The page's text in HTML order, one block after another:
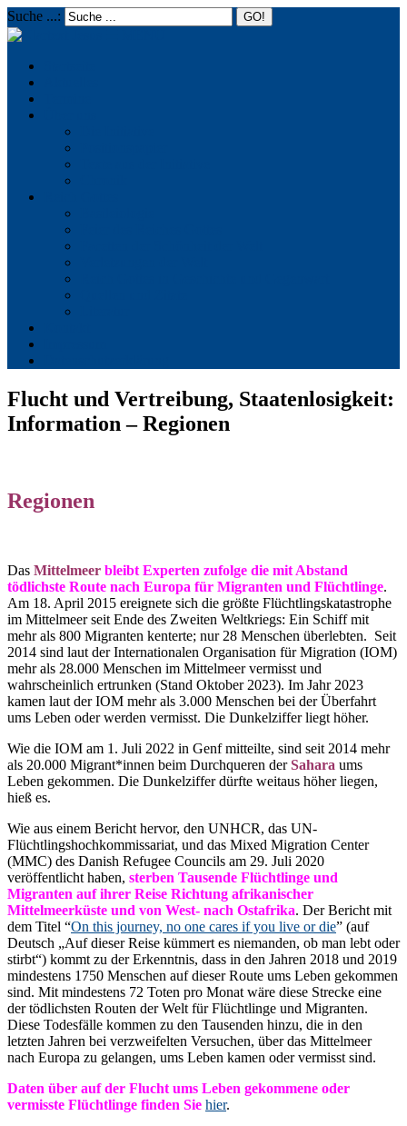
Suche ...:
Flucht und Vertreibung, Staatenlosigkeit:
Information – Regionen
Regionen
Das Mittelmeer bleibt Experten zufolge die mit Abstand
tödlichste Route nach Europa für Migranten und Flüchtlinge.
Am 18. April 2015 ereignete sich die größte Flüchtlingskatastrophe
im Mittelmeer seit Ende des Zweiten Weltkriegs: Ein Schiff mit
mehr als 800 Migranten kenterte; nur 28 Menschen überlebten. Seit
2014 sind laut der Internationalen Organisation für Migration (IOM)
mehr als 28.000 Menschen im Mittelmeer vermisst und
wahrscheinlich ertrunken (Stand Oktober 2023). Im Jahr 2023
kamen laut der IOM mehr als 3.000 Menschen bei der Überfahrt
ums Leben oder werden vermisst. Die Dunkelziffer liegt höher.
Wie die IOM am 1. Juli 2022 in Genf mitteilte, sind seit 2014 mehr
als 20.000 Migrant*innen beim Durchqueren derSahara ums
Leben gekommen. Die Dunkelziffer dürfte weitaus höher liegen,
hieß es.
Wie aus einem Bericht hervor, den UNHCR, das UN-
Flüchtlingshochkommissariat, und das Mixed Migration Center
(MMC) des Danish Refugee Councils am 29. Juli 2020
veröffentlicht haben, sterben Tausende Flüchtlinge und
Migranten auf ihrer Reise Richtung afrikanischer
Mittelmeerküste und von West- nach Ostafrika. Der Bericht mit
dem Titel “On this journey, no one cares if you live or die” (auf
Deutsch „Auf dieser Reise kümmert es niemanden, ob man lebt oder
stirbt“) kommt zu der Erkenntnis, dass in den Jahren 2018 und 2019
mindestens 1750 Menschen auf dieser Route ums Leben gekommen
sind. Mit mindestens 72 Toten pro Monat wäre diese Strecke eine
der tödlichsten Routen der Welt für Flüchtlinge und Migranten.
Diese Todesfälle kommen zu den Tausenden hinzu, die in den
letzten Jahren bei verzweifelten Versuchen, über das Mittelmeer
nach Europa zu gelangen, ums Leben kamen oder vermisst sind.
Daten über auf der Flucht ums Leben gekommene oder
vermisste Flüchtlinge finden Sie hier.